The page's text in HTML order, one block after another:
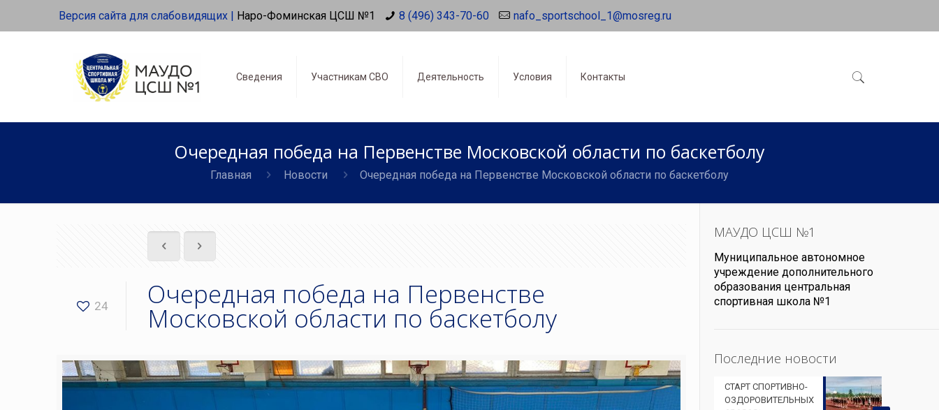
Версия сайта для слабовидящих | Наро-Фоминская ЦСШ №1 8 (496) 343-70-60 nafo_sportschool_1@mosreg.ru
Сведения Участникам СВО Деятельность Условия Контакты
Очередная победа на Первенстве Московской области по баскетболу
Главная Новости Очередная победа на Первенстве Московской области по баскетболу
24 Очередная победа на Первенстве
Московской области по баскетболу
МАУДО ЦСШ №1
Муниципальное автономное
учреждение дополнительного
образования центральная
спортивная школа №1
Последние новости
СТАРТ СПОРТИВНО-
ОЗДОРОВИТЕЛЬНЫХ